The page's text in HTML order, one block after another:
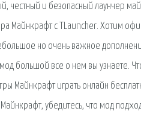
честный и безопасный лаунчер
Майнкрафт с TLauncher. Хотим
но очень важное
большой все о нем вы узнаете.
Майнкрафт играть онлайн
убедитесь, что мод